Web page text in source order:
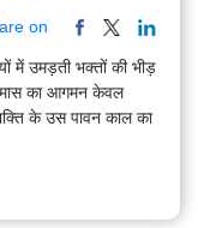
on
में उमड़ती भक्तों की भीड़
मास का आगमन केवल
के उस पावन काल का